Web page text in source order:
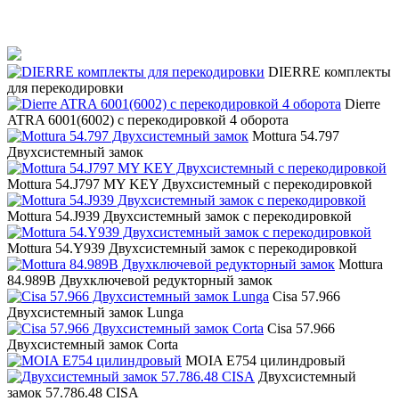
DIERRE комплекты
для перекодировки
Dierre
ATRA 6001(6002) с перекодировкой 4 оборота
Mottura 54.797
Двухсистемный замок
Mottura 54.J797 MY KEY Двухсистемный с перекодировкой
Mottura 54.J939 Двухсистемный замок с перекодировкой
Mottura 54.Y939 Двухсистемный замок с перекодировкой
Mottura
84.989B Двухключевой редукторный замок
Cisa 57.966
Двухсистемный замок Lunga
Cisa 57.966
Двухсистемный замок Corta
MOIA E754 цилиндровый
Двухсистемный
замок 57.786.48 CISA